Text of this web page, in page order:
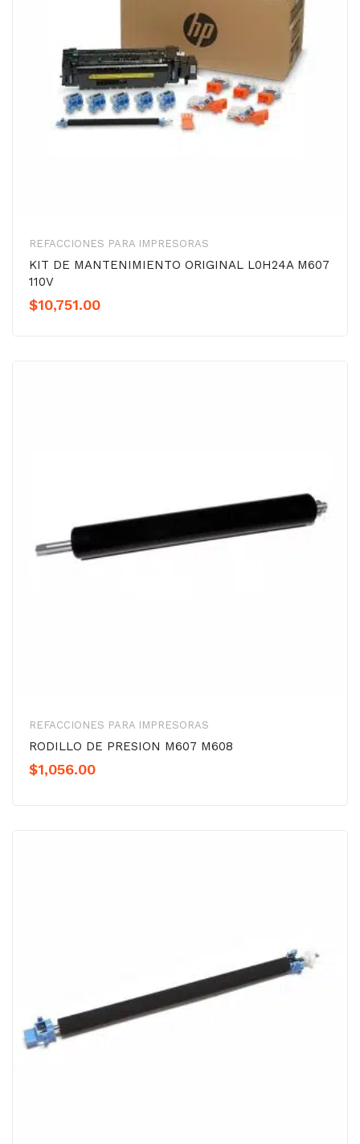
REFACCIONES PARA IMPRESORAS
KIT DE MANTENIMIENTO ORIGINAL L0H24A M607
110V
$10,751.00
REFACCIONES PARA IMPRESORAS
RODILLO DE PRESION M607 M608
$1,056.00